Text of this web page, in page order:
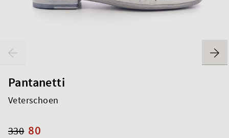
Pantanetti
Veterschoen
80
330